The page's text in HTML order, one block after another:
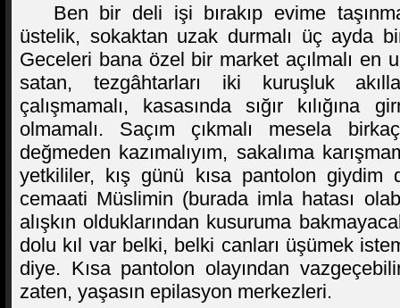
Ben bir deli işi bırakıp evime
üstelik, sokaktan uzak durmalı üç ayda
Geceleri bana özel bir market açılmalı en
satan, tezgâhtarları iki kuruşluk
çalışmamalı, kasasında sığır kılığına
olmamalı. Saçım çıkmalı mesela
değmeden kazımalıyım, sakalıma
yetkililer, kış günü kısa pantolon giydim
cemaati Müslimin (burada imla hatası
alışkın olduklarından kusuruma
dolu kıl var belki, belki canları üşümek
diye. Kısa pantolon olayından
zaten, yaşasın epilasyon merkezleri.